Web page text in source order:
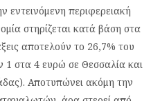
εντεινόμενη περιφερειακή
στηρίζεται κατά βάση στα
αποτελούν το 26,7% του
στα 4 ευρώ σε Θεσσαλία και
Αποτυπώνει ακόμη την